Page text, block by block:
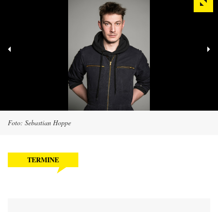
Foto: Sebastian Hoppe
TERMINE